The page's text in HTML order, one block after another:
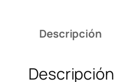
Descripción
Descripción